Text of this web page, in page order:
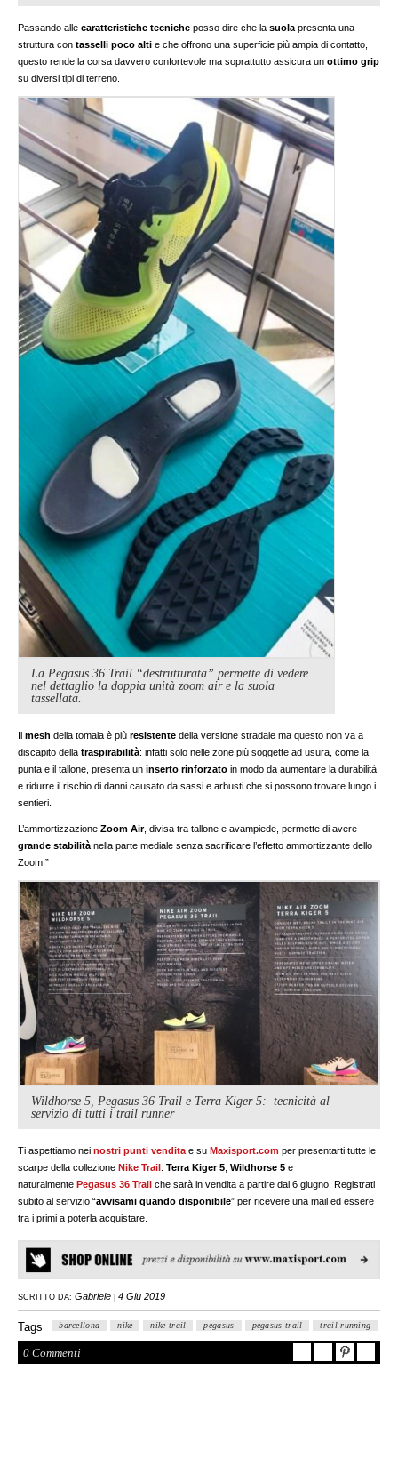
Passando allecaratteristiche tecniche posso dire che lasuola presenta una
struttura contasselli poco alti e che offrono una superficie più ampia di contatto,
questo rende la corsa davvero confortevole ma soprattutto assicura unottimo grip
su diversi tipi di terreno.
La Pegasus 36 Trail “destrutturata” permette di vedere
nel dettaglio la doppia unità zoom air e la suola
tassellata.
Ilmesh della tomaia è piùresistente della versione stradale ma questo non va a
discapito dellatraspirabilità: infatti solo nelle zone più soggette ad usura, come la
punta e il tallone, presenta uninserto rinforzato in modo da aumentare la durabilità
e ridurre il rischio di danni causato da sassi e arbusti che si possono trovare lungo i
sentieri.
L’ammortizzazioneZoom Air, divisa tra tallone e avampiede, permette di avere
grande stabilità nella parte mediale senza sacrificare l’effetto ammortizzante dello
Zoom.”
Wildhorse 5, Pegasus 36 Trail e Terra Kiger 5: tecnicità al
servizio di tutti i trail runner
Ti aspettiamo neinostri punti venditae su Maxisport.com per presentarti tutte le
scarpe della collezione Nike Trail :Terra Kiger 5,Wildhorse 5 e
naturalmente Pegasus 36 Trail che sarà in vendita a partire dal 6 giugno. Registrati
subito al servizio “avvisami quando disponibile” per ricevere una mail ed essere
tra i primi a poterla acquistare.
SCRITTO DA: Gabriele 4 Giu 2019
Tags barcellona nike nike trail pegasus pegasus trail trail running
0 Commenti